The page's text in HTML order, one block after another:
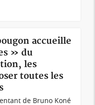
accueille
» du
les
toutes les
de Bruno Koné